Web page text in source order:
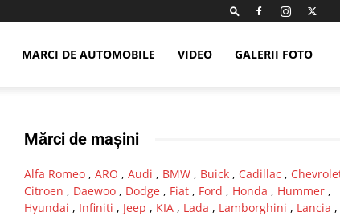
MARCI DE AUTOMOBILE VIDEO GALERII FOTO
Mărci de mașini
Alfa Romeo, ARO , Audi , BMW, Buick, Cadillac ,
Citroen , Daewoo, Dodge, Fiat, Ford , Honda , Hummer,
Hyundai , Infiniti , Jeep , KIA, Lada , Lamborghini , Lancia ,